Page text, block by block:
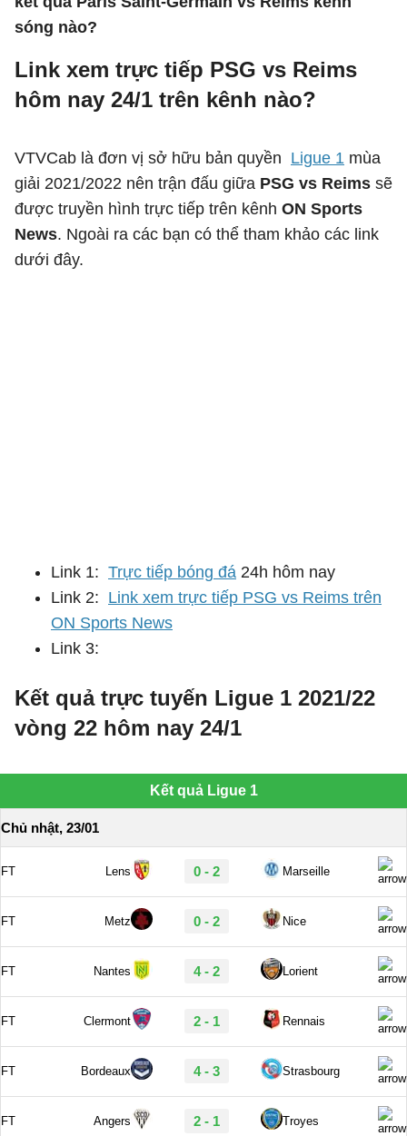
sóng nào?
Link xem trực tiếp PSG vs Reims
hôm nay 24/1 trên kênh nào?
VTVCab là đơn vị sở hữu bản quyền Ligue 1 mùa
giải 2021/2022 nên trận đấu giữa PSG vs Reims sẽ
được truyền hình trực tiếp trên kênh ON Sports
News. Ngoài ra các bạn có thể tham khảo các link
dưới đây.
Link 1: Trực tiếp bóng đá 24h hôm nay
Link 2: Link xem trực tiếp PSG vs Reims trên
ON Sports News
Link 3:
Kết quả trực tuyến Ligue 1 2021/22
vòng 22 hôm nay 24/1